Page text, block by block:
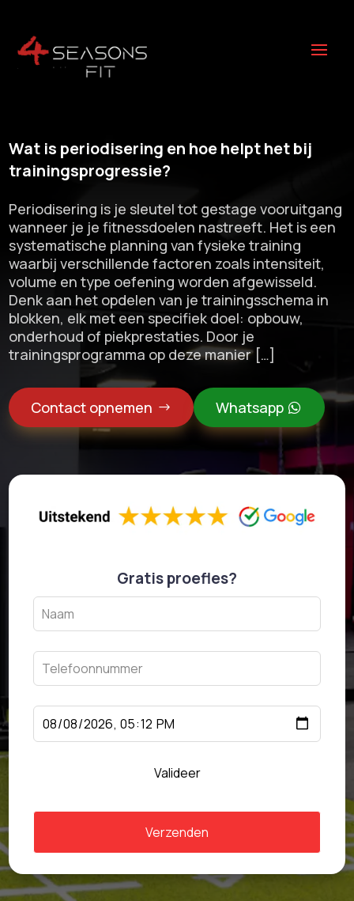
Wat is periodisering en hoe helpt het bij
trainingsprogressie?
Periodisering is je sleutel tot gestage vooruitgang
wanneer je je fitnessdoelen nastreeft.​ Het is een
systematische planning van fysieke training
waarbij verschillende factoren zoals intensiteit,
volume en type oefening worden afgewisseld.​
Denk aan het opdelen van je trainingsschema in
blokken, elk met een specifiek doel: opbouw,
onderhoud of piekprestaties.​ Door je
trainingsprogramma op deze manier […]
Contact opnemen Whatsapp
Gratis proefles?
Leave
this
field
blank
Valideer
Verzenden